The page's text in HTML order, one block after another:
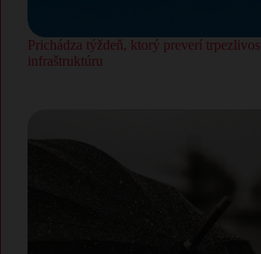
Prichádza týždeň, ktorý preverí
infraštruktúru